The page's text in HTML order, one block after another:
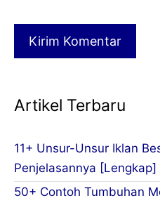
Artikel Terbaru
11+ Unsur-Unsur Iklan
Penjelasannya [Lengkap]
50+ Contoh Tumbuhan